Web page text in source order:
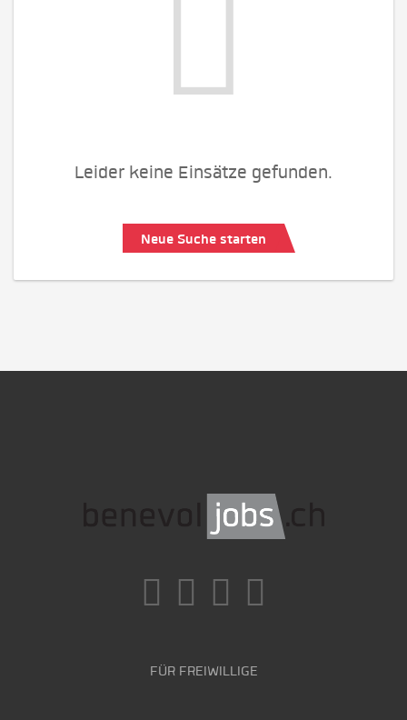
Leider keine Einsätze gefunden.
Neue Suche starten
FÜR FREIWILLIGE